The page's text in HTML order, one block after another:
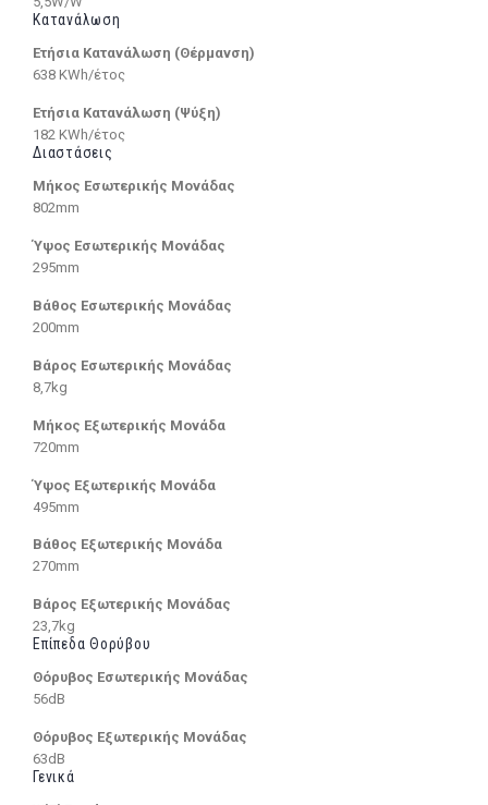
Κατανάλωση
Ετήσια Κατανάλωση (Θέρμανση)
638 KWh/έτος
Ετήσια Κατανάλωση (Ψύξη)
182 KWh/έτος
Διαστάσεις
Μήκος Εσωτερικής Μονάδας
802mm
Ύψος Εσωτερικής Μονάδας
295mm
Βάθος Εσωτερικής Μονάδας
200mm
Βάρος Εσωτερικής Μονάδας
8,7kg
Μήκος Εξωτερικής Μονάδα
720mm
Ύψος Εξωτερικής Μονάδα
495mm
Βάθος Εξωτερικής Μονάδα
270mm
Βάρος Εξωτερικής Μονάδας
23,7kg
Επίπεδα Θορύβου
Θόρυβος Εσωτερικής Μονάδας
56dB
Θόρυβος Εξωτερικής Μονάδας
63dB
Γενικά